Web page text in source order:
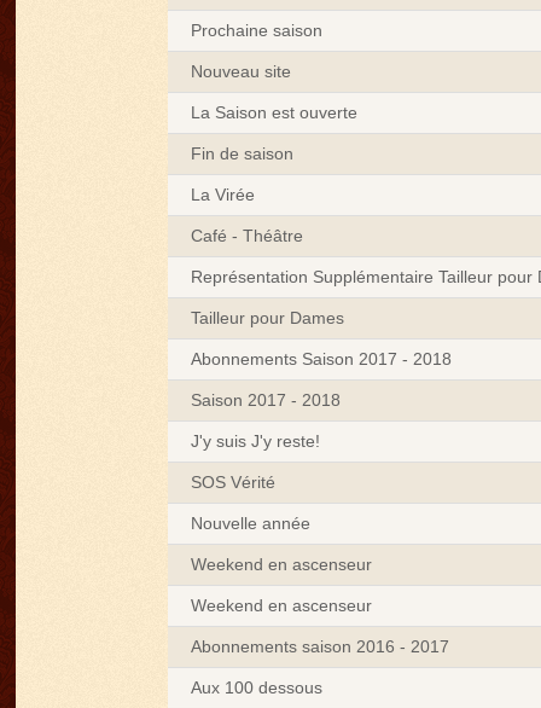
Prochaine saison
Nouveau site
La Saison est ouverte
Fin de saison
La Virée
Café - Théâtre
Représentation Supplémentaire Tailleur pour
Tailleur pour Dames
Abonnements Saison 2017 - 2018
Saison 2017 - 2018
J'y suis J'y reste!
SOS Vérité
Nouvelle année
Weekend en ascenseur
Weekend en ascenseur
Abonnements saison 2016 - 2017
Aux 100 dessous